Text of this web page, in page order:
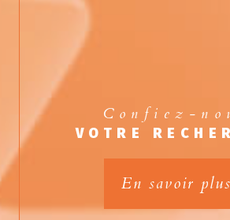
Confiez-
VOTRE
En savoir plus